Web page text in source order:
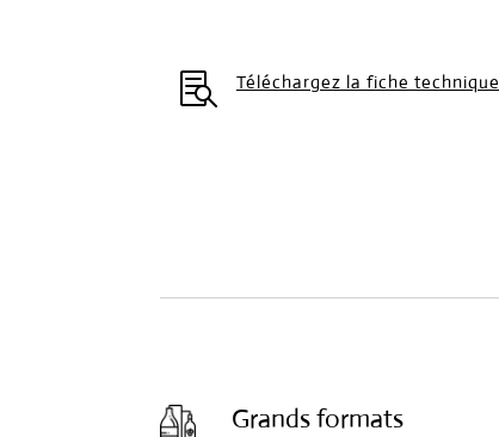
 Téléchargez la fiche technique
Grands formats